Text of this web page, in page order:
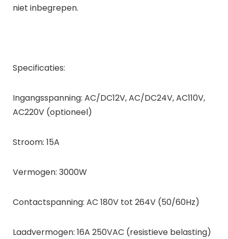
niet inbegrepen.
Specificaties:
Ingangsspanning: AC/DC12V, AC/DC24V, AC110V,
AC220V (optioneel)
Stroom: 15A
Vermogen: 3000W
Contactspanning: AC 180V tot 264V (50/60Hz)
Laadvermogen: 16A 250VAC (resistieve belasting)